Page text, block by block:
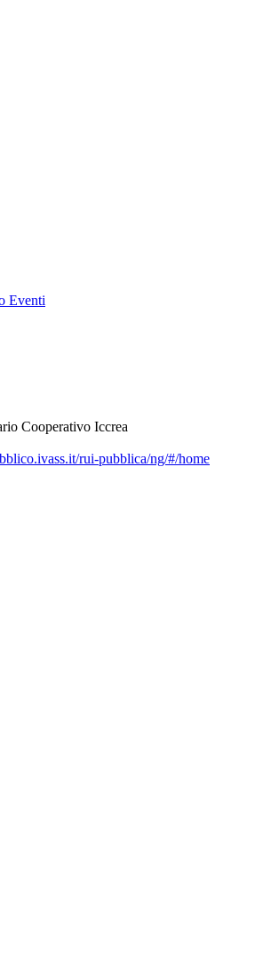
Eventi
Cooperativo Iccrea
rui-pubblica/ng/#/home